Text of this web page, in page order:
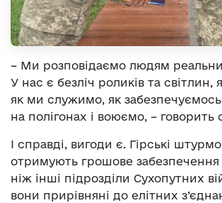
– Ми розповідаємо людям
У нас є безліч роликів та світлин,
як ми служимо, як
на полігонах і воюємо, – говорить
І справді, вигоди є. Гірські
отримують грошове
ніж інші підрозділи Сухопутних
вони прирівняні до елітних